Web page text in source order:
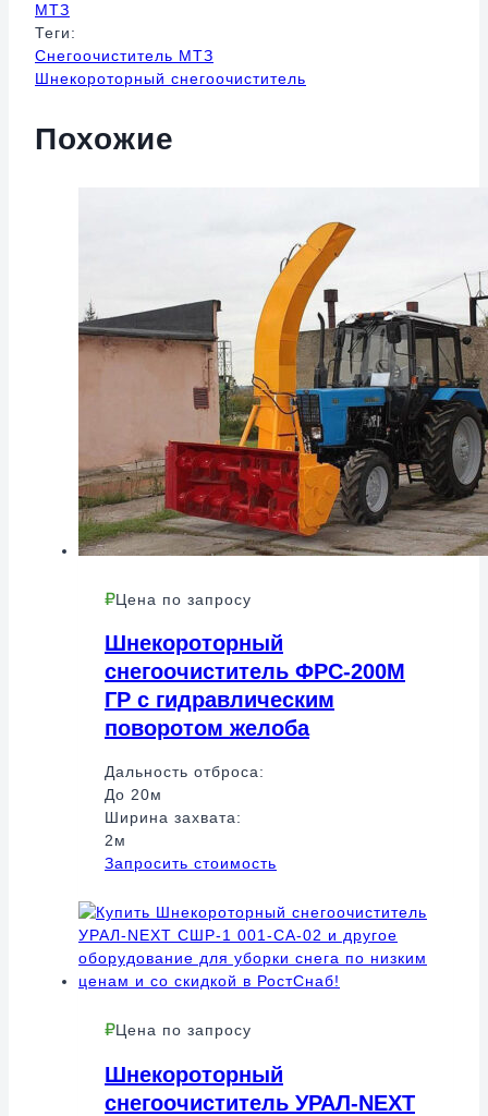
МТЗ
Теги:
Снегоочиститель МТЗ
Шнекороторный снегоочиститель
Похожие
Цена по запросу
Шнекороторный
снегоочиститель ФРС-200М
ГР с гидравлическим
поворотом желоба
Дальность отброса:
До 20м
Ширина захвата:
2м
Запросить стоимость
Цена по запросу
Шнекороторный
снегоочиститель УРАЛ-NEXT